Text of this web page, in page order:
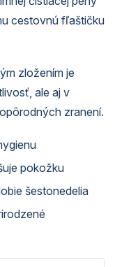
cestovnú fľaštičku
zložením je
ale aj v
zranení.
pokožku
šestonedelia